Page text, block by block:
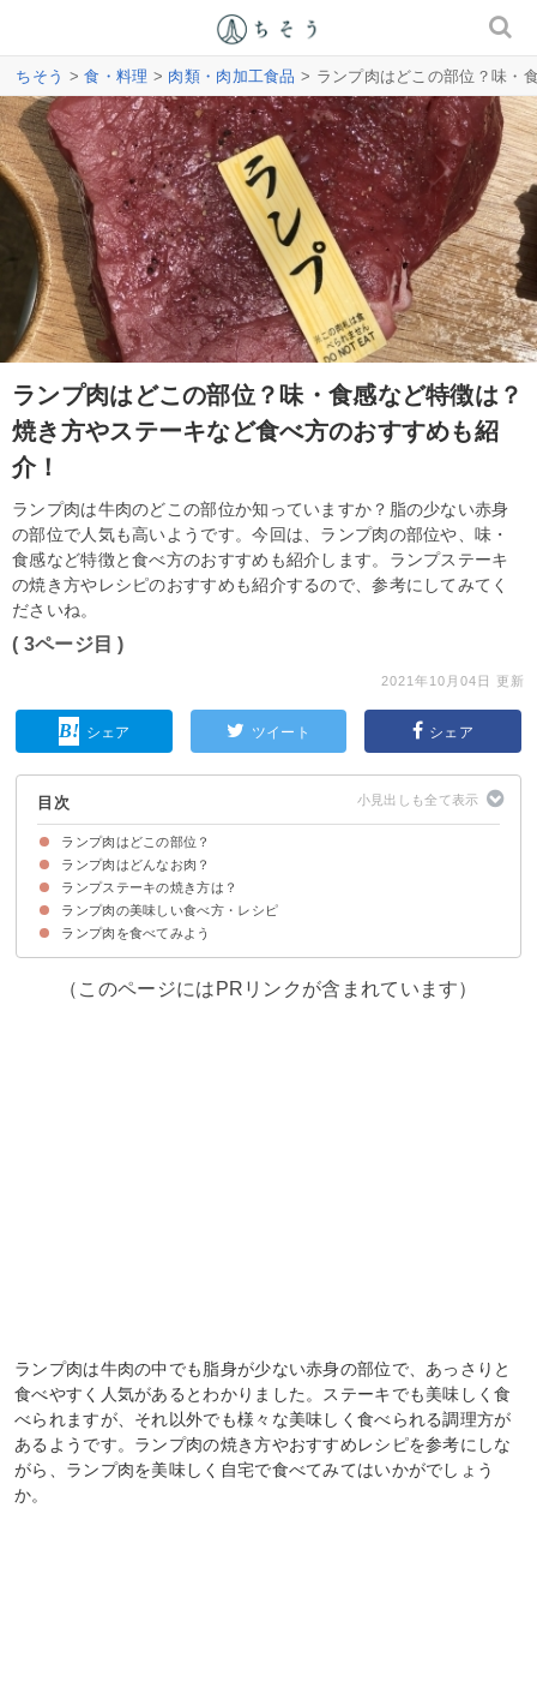
ちそう >食・料理 > 肉類・肉加工食品 > ランプ肉はどこの部位？味・
ランプ肉はどこの部位？味・食感など特徴は？
焼き方やステーキなど食べ方のおすすめも紹
介！
ランプ肉は牛肉のどこの部位か知っていますか？脂の少ない赤身
の部位で人気も高いようです。今回は、ランプ肉の部位や、味・
食感など特徴と食べ方のおすすめも紹介します。ランプステーキ
の焼き方やレシピのおすすめも紹介するので、参考にしてみてく
ださいね。
( 3ページ目 )
2021年10月04日 更新
シェア ツイート シェア
目次
ランプ肉はどこの部位？
ランプ肉は腰からお尻にかけての部位
ランプ肉の名前の由来・語源
ランプとイチボの違い
ランプ肉はどんなお肉？
ランプ肉の味・食感など特徴
ランプ肉の食べ方のおすすめ
ランプステーキの焼き方は？
ランプ肉の美味しい食べ方・レシピ
①ランプ肉のローストビーフ
②ランプ肉のワイン煮込み
③ランプ肉の味噌漬け焼き
ランプ肉を食べてみよう
（このページにはPRリンクが含まれています）
ランプ肉は牛肉の中でも脂身が少ない赤身の部位で、あっさりと
食べやすく人気があるとわかりました。ステーキでも美味しく食
べられますが、それ以外でも様々な美味しく食べられる調理方が
あるようです。ランプ肉の焼き方やおすすめレシピを参考にしな
がら、ランプ肉を美味しく自宅で食べてみてはいかがでしょう
か。